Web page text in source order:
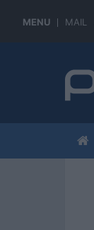
MENU MAIL